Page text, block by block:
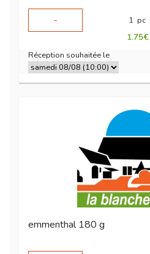
-
1 pc
1.75€
Réception souhaitée le
emmenthal 180 g